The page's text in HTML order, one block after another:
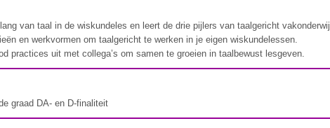
van taal in de wiskundeles en leert de drie pijlers van taalgericht
en werkvormen om taalgericht te werken in je eigen wiskundelessen.
practices uit met collega’s om samen te groeien in taalbewust lesgeven.
graad DA- en D-finaliteit